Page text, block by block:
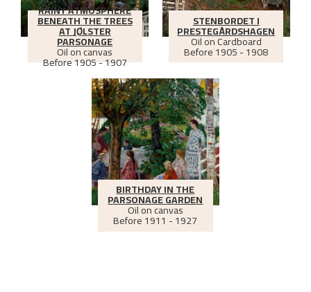
RAINY ATMOSPHERE
BENEATH THE TREES
AT JØLSTER
PARSONAGE
Oil on canvas
Before1905 - 1907
STENBORDET I
PRESTEGÅRDSHAGEN
Oil on Cardboard
Before1905 - 1908
BIRTHDAY IN THE
PARSONAGE GARDEN
Oil on canvas
Before1911 - 1927